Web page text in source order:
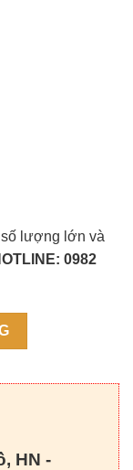
lượng lớn và
0982
HN -